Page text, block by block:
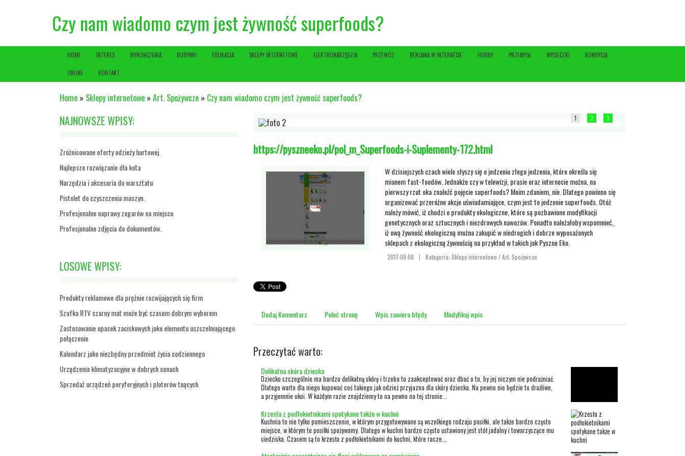
Czy nam wiadomo czym jest żywność superfoods?
HOME INTERES WYKOŃCZENIA BUDYNKI EDUKACJA SKLEPY INTERNETOWE ELEKTRONARZĘDZIA PRZEWÓZ REKLAMA W INTERNECIE HOBBY PRZEMYSŁ WYCIECZKI KONDYCJA
ONLINE KONTAKT
Home » Sklepy internetowe » Art. Spożywcze » Czy nam wiadomo czym jest żywność superfoods?
NAJNOWSZE WPISY:
Zróżnicowane oferty odzieży hurtowej.
Najlepsze rozwiązanie dla kota
Narzędzia i akcesoria do warsztatu
Pistolet do czyszczenia maszyn.
Profesjonalne naprawy zegarów na miejscu
Profesjonalne zdjęcia do dokumentów.
LOSOWE WPISY:
Produkty reklamowe dla prężnie rozwijających się firm
Szafka RTV czarny mat może być czasem dobrym wyborem
Zastosowanie opasek zaciskowych jako elementu uszczelniającego
połączenie
Kalendarz jako niezbędny przedmiot życia codziennego
Urządzenia klimatyzacyjne w dobrych cenach
Sprzedaż urządzeń peryferyjnych i ploterów tnących
1 2 3
https://pyszneeko.pl/pol_m_Superfoods-i-Suplementy-172.html
W dzisiejszych czach wiele słyszy się o jedzeniu złego jedzenia, które określa się
mianem fast-foodów. Jednakże czy w telewizji, prasie oraz internecie można, na
pierwszy rzut oka znaleźć pojęcie superfoods? Moim zdaniem, nie. Dlatego powinno się
organizować przeróżne akcje uświadamiające, czym jest to jedzenie superfoods. Otóż
należy mówić, iż chodzi o produkty ekologiczne, które są pozbawione modyfikacji
genetycznych oraz sztucznych i niezdrowych nawozów. Ponadto należałoby wspomnieć,
iż ową żywność ekologiczną można zakupić w niedrogich i dobrze wyposażonych
sklepach z ekologiczną żywnością na przykład w takich jak Pyszne Eko.
2017-09-08 | Kategoria: Sklepy internetowe / Art. Spożywcze
Dodaj Komentarz Poleć stronę Wpis zawiera błędy Modyfikuj wpis
Przeczytać warto:
Delikatna skóra dziecka
Dziecko szczególnie ma bardzo delikatną skórę i trzeba to zaakceptować oraz dbać o to, by jej niczym nie podrażniać.
Dlatego warto dla niego kupować coś takiego jak odzież przyjazna dla skóry dziecka. Na pewno nie będzie to drażliwe,
a przyjemnie ukoi. W każdym razie znajdziemy to na pewno na tej stronie...
Krzesła z podłokietnikami spotykane także w kuchni
Kuchnia to nie tylko pomieszczenie, w którym przygotowywane są wszelkiego rodzaju posiłki, ale także bardzo często
miejsce, w którym te posiłki spożywamy. Dlatego w kuchni bardzo często ustawiony jest stół jadalny i towarzyszące mu
siedziska. Czasem są to krzesła z podłokietnikami do kuchni, które racze...